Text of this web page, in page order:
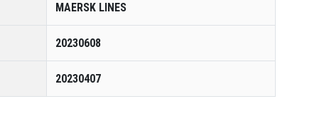
MAERSK LINES
20230608
20230407